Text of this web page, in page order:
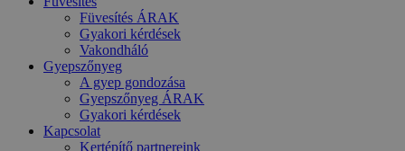
Füvesítés ÁRAK
Gyakori kérdések
Vakondháló
Gyepszőnyeg
A gyep gondozása
Gyepszőnyeg ÁRAK
Gyakori kérdések
Kapcsolat
Kertépítő partnereink